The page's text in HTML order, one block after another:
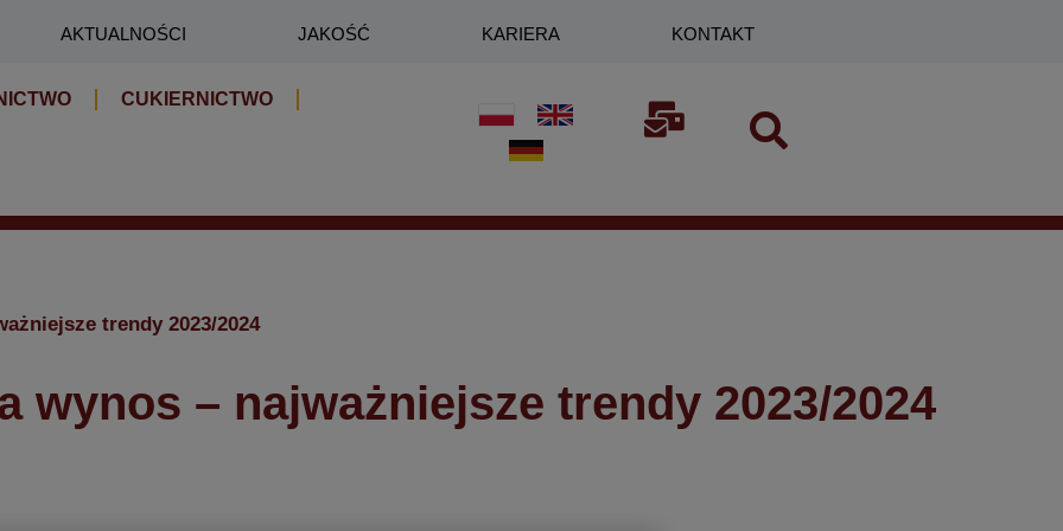
AKTUALNOŚCI JAKOŚĆ KARIERA KONTAKT
CUKIERNICTWO
trendy 2023/2024
wynos – najważniejsze trendy 2023/2024